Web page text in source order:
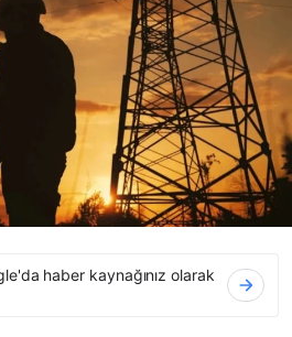
haber kaynağınız olarak